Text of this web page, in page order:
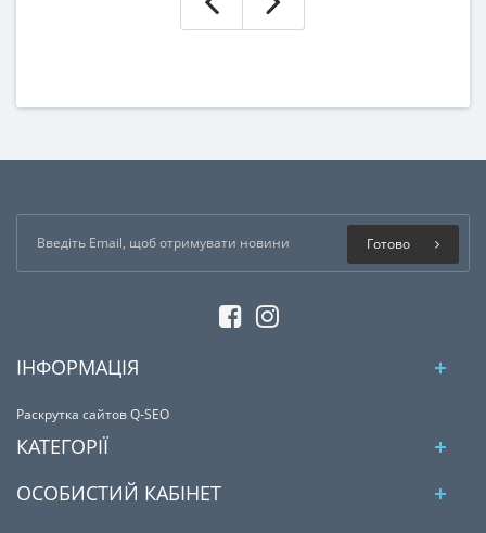
Готово
ІНФОРМАЦІЯ
Раскрутка сайтов Q-SEO
КАТЕГОРІЇ
ОСОБИСТИЙ КАБІНЕТ